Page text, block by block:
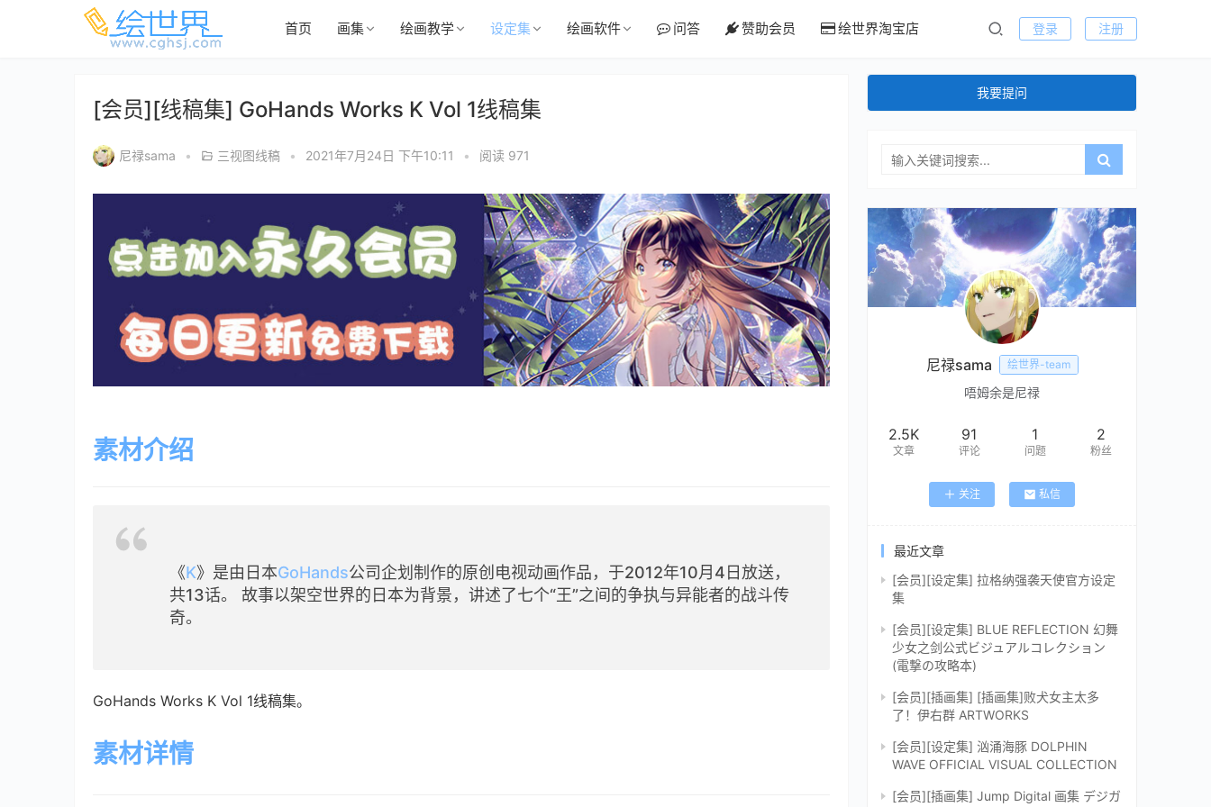
首页 画集 绘画教学 设定集 绘画软件 问答 赞助会员 绘世界淘宝店 登录 注册
[会员][线稿集] GoHands Works K Vol 1线稿集
尼禄sama • 三视图线稿 • 2021年7月24日 下午10:11 • 阅读 971
素材介绍
《K》是由日本GoHands公司企划制作的原创电视动画作品，于2012年10月4日放送，
共13话。 故事以架空世界的日本为背景，讲述了七个“王”之间的争执与异能者的战斗传
奇。
GoHands Works K Vol 1线稿集。
素材详情
我要提问
尼禄sama 绘世界-team
唔姆余是尼禄
2.5K
文章
91
评论
1
问题
2
粉丝
关注 私信
最近文章
[会员][设定集] 拉格纳强袭天使官方设定
集
[会员][设定集] BLUE REFLECTION 幻舞
少女之剑公式ビジュアルコレクション
(電撃の攻略本)
[会员][插画集] [插画集]败犬女主太多
了！伊右群 ARTWORKS
[会员][设定集] 汹涌海豚 DOLPHIN
WAVE OFFICIAL VISUAL COLLECTION
[会员][插画集] Jump Digital 画集 デジガ